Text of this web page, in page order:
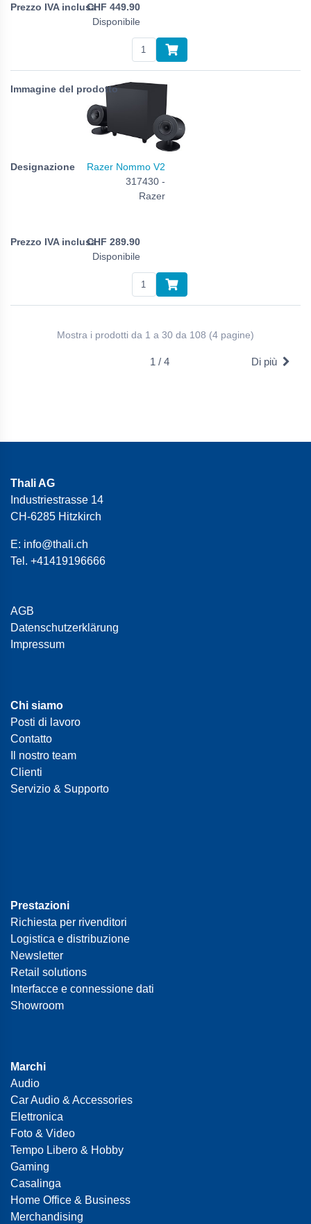
CHF 449.90
Disponibile
Razer Nommo V2
317430 -
Razer
CHF 289.90
Disponibile
Mostra i prodotti da 1 a 30 da 108 (4 pagine)
1 / 4 Di più
Thali AG
Industriestrasse 14
CH-6285 Hitzkirch
E: info@thali.ch
Tel. +41419196666
AGB
Datenschutzerklärung
Impressum
Chi siamo
Posti di lavoro
Contatto
Il nostro team
Clienti
Servizio & Supporto
Prestazioni
Richiesta per rivenditori
Logistica e distribuzione
Newsletter
Retail solutions
Interfacce e connessione dati
Showroom
Marchi
Audio
Car Audio & Accessories
Elettronica
Foto & Video
Tempo Libero & Hobby
Gaming
Casalinga
Home Office & Business
Merchandising